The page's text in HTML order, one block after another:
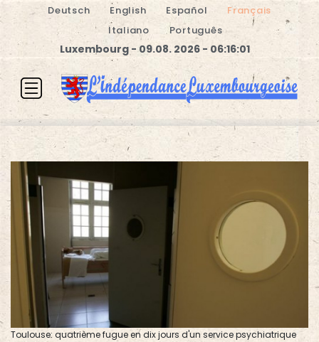
Deutsch English Español
Français
Italiano
Português
Luxembourg - 09.08. 2026 - 06:16:01
Toulouse: quatrième fugue en dix jours d'un service psychiatrique